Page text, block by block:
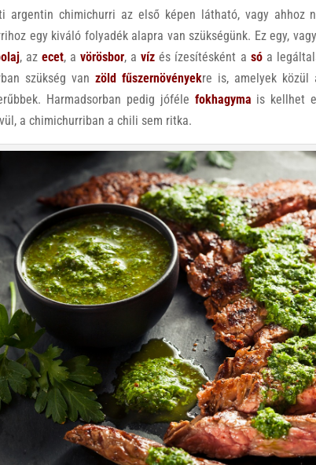
argentin chimichurri az első képen látható, vagy ahhoz
egy kiváló folyadék alapra van szükségünk. Ez egy,
, az ecet, a vörösbor, avíz és ízesítésként a sóa
szükség vanzöld fűszernövényekre is, amelyek
Harmadsorban pedig jóféle fokhagyma is kellhet
a chimichurriban a chili sem ritka.